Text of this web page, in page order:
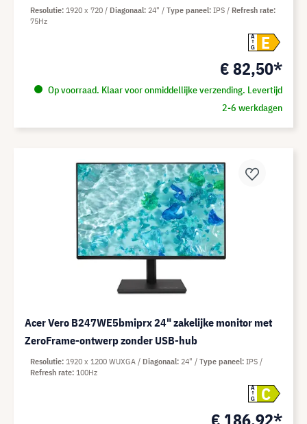
A
G
E
€ 82,50*
Op voorraad. Klaar voor onmiddellijke verzending. Levertijd
2-6 werkdagen
Resolutie 1920 x 720 Diagonaal 24" Type paneel IPS
Refresh rate
75Hz
Acer Vero B247WE5bmiprx 24" zakelijke monitor met
ZeroFrame-ontwerp zonder USB-hub
A
G
C
€ 186,92*
Resolutie 1920 x 1200 WUXGA Diagonaal 24" Type paneel IPS
Refresh rate 100Hz